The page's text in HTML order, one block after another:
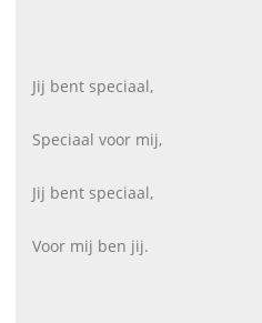
Jij bent speciaal,
Speciaal voor mij,
Jij bent speciaal,
Voor mij ben jij.